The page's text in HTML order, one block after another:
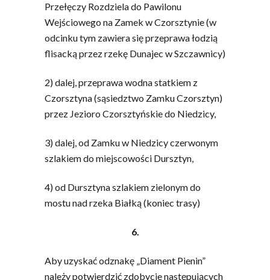
Przełęczy Rozdziela do Pawilonu
Wejściowego na Zamek w Czorsztynie (w
odcinku tym zawiera się przeprawa łodzią
flisacką przez rzekę Dunajec w Szczawnicy)
2) dalej, przeprawa wodna statkiem z
Czorsztyna (sąsiedztwo Zamku Czorsztyn)
przez Jezioro Czorsztyńskie do Niedzicy,
3) dalej, od Zamku w Niedzicy czerwonym
szlakiem do miejscowości Dursztyn,
4) od Dursztyna szlakiem zielonym do
mostu nad rzeka Białką (koniec trasy)
6.
Aby uzyskać odznakę „Diament Pienin”
należy potwierdzić zdobycie następujących